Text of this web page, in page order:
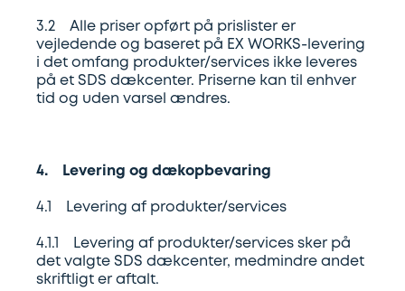
3.2 Alle priser opført på prislister er
vejledende og baseret på EX WORKS-levering
i det omfang produkter/services ikke leveres
på et SDS dækcenter. Priserne kan til enhver
tid og uden varsel ændres.
4. Levering og dækopbevaring
4.1 Levering af produkter/services
4.1.1 Levering af produkter/services sker på
det valgte SDS dækcenter, medmindre andet
skriftligt er aftalt.